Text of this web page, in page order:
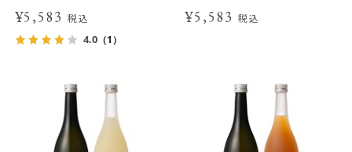
¥5,583税込
4.0（1）
¥5,583 税込